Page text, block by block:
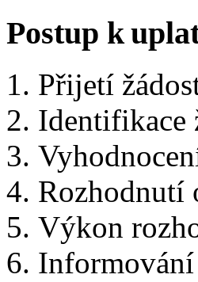
Postup k
Přijetí
Identifikace
Rozhodnutí
Výkon
Informování